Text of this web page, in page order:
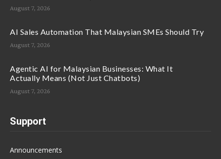
August 7, 2026
AI Sales Automation That Malaysian SMEs Should Try
August 7, 2026
Agentic AI for Malaysian Businesses: What It
Actually Means (Not Just Chatbots)
August 7, 2026
Support
Announcements